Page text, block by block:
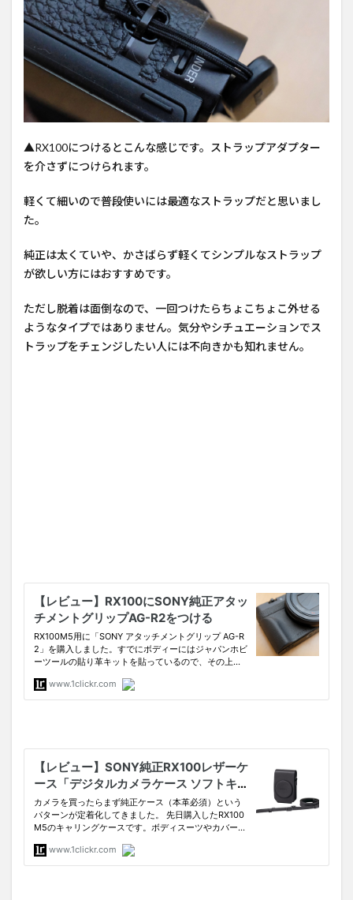
▲RX100につけるとこんな感じです。ストラップアダプター
を介さずにつけられます。
軽くて細いので普段使いには最適なストラップだと思いまし
た。
純正は太くていや、かさばらず軽くてシンプルなストラップ
が欲しい方にはおすすめです。
ただし脱着は面倒なので、一回つけたらちょこちょこ外せる
ようなタイプではありません。気分やシチュエーションでス
トラップをチェンジしたい人には不向きかも知れません。